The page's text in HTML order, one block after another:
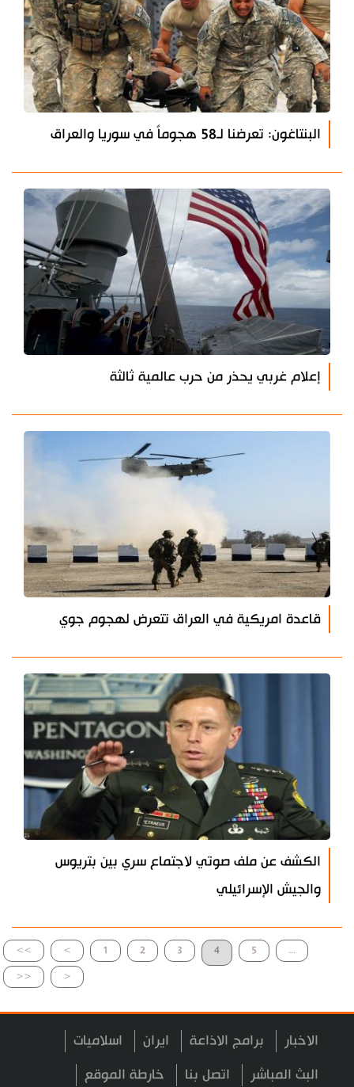
البنتاغون: تعرضنا لـ58 هجوماً في سوريا والعراق
إعلام غربي يحذر من حرب عالمية ثالثة
قاعدة امريكية في العراق تتعرض لهجوم جوي
الكشف عن ملف صوتي لاجتماع سري بين بتريوس
والجيش الإسرائيلي
>> > 1 2 3 4 5 ...
<
<<
الاخبار برامج الاذاعة ايران اسلاميات
البث المباشر اتصل بنا خارطة الموقع